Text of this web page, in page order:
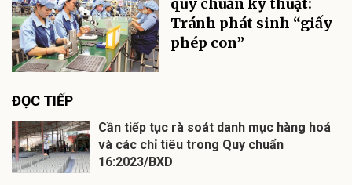
Tránh phát sinh “giấy
phép con”
ĐỌC TIẾP
Cần tiếp tục rà soát danh mục hàng hoá
và các chỉ tiêu trong Quy chuẩn
16:2023/BXD